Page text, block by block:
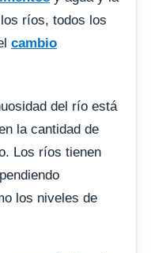
ríos, todos los
cambio
del río está
la cantidad de
Los ríos tienen
los niveles de